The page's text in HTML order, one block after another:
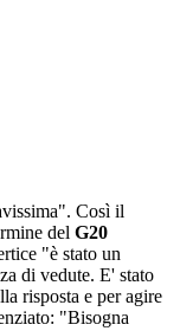
Così il
del G20
"è stato un
di vedute. E' stato
risposta e per agire
"Bisogna